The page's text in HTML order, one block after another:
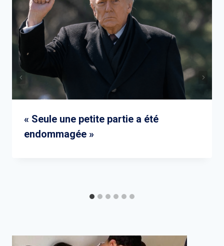
« Seule une petite partie a été
endommagée »